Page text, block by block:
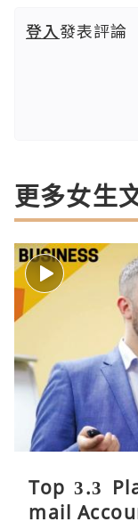
登入發表評論
更多女生
Top 3.3
mail